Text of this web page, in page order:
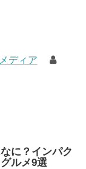
ディア
に？インパク
ルメ9選